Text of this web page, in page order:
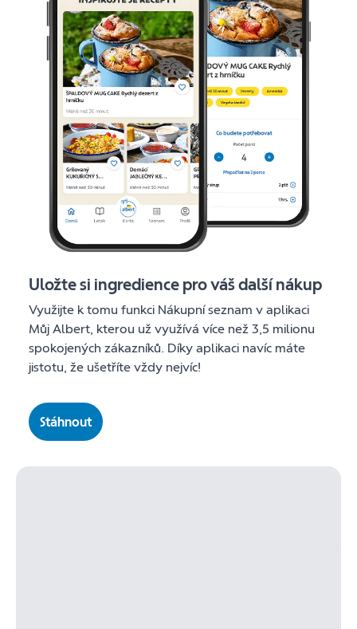
Uložte si ingredience pro váš další nákup
Využijte k tomu funkci Nákupní seznam v aplikaci
Můj Albert, kterou už využívá více než 3,5 milionu
spokojených zákazníků. Díky aplikaci navíc máte
jistotu, že ušetříte vždy nejvíc!
Stáhnout